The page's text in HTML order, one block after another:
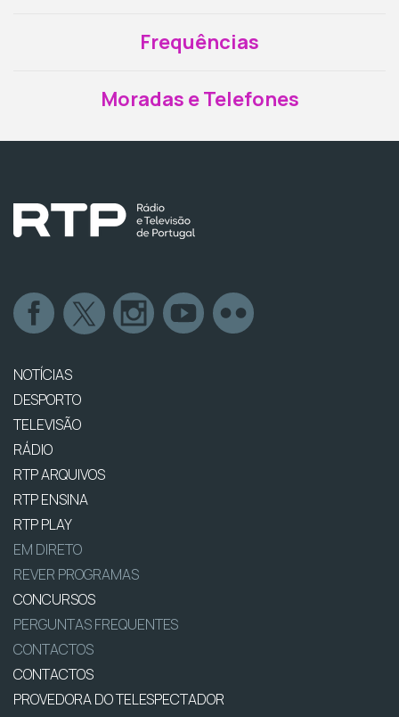
Frequências
Moradas e Telefones
NOTÍCIAS
DESPORTO
TELEVISÃO
RÁDIO
RTP ARQUIVOS
RTP ENSINA
RTP PLAY
EM DIRETO
REVER PROGRAMAS
CONCURSOS
PERGUNTAS FREQUENTES
CONTACTOS
CONTACTOS
PROVEDORA DO TELESPECTADOR